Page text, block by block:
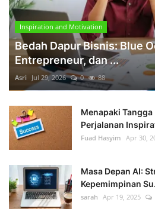
Inspiration and Motivation
Bedah Dapur Bisnis: Blue
Entrepreneur, dan ...
Asri Jul 29, 2026 0 88
Menapaki Tangga
Perjalanan
Fuad Hasyim Apr 30,
Masa Depan AI:
Kepemimpinan
sarah Apr 19, 2025